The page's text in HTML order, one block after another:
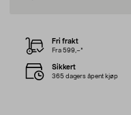
Fri frakt
Fra 599,–*
Sikkert
365 dagers åpent kjøp